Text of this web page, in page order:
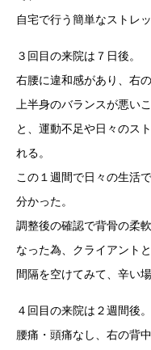
自宅で行う簡単なストレ
３回目の来院は７日後。
右腰に違和感があり、右
上半身のバランスが悪い
と、運動不足や日々のス
れる。
この１週間で日々の生活
分かった。
調整後の確認で背骨の柔
なった為、クライアント
間隔を空けてみて、辛い
４回目の来院は２週間後。
腰痛・頭痛なし、右の背